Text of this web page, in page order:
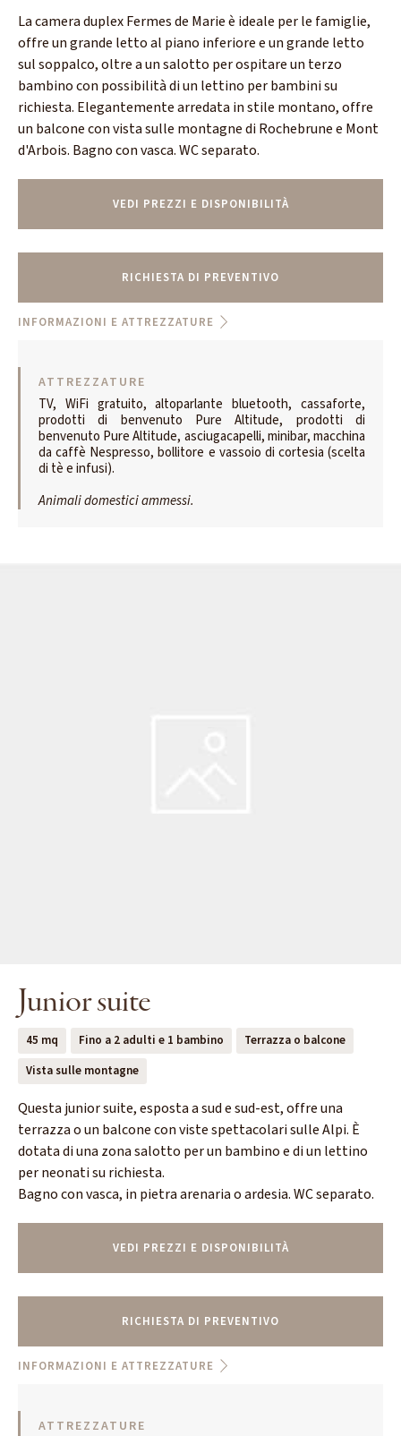
La camera duplex Fermes de Marie è ideale per le famiglie,
offre un grande letto al piano inferiore e un grande letto
sul soppalco, oltre a un salotto per ospitare un terzo
bambino con possibilità di un lettino per bambini su
richiesta. Elegantemente arredata in stile montano, offre
un balcone con vista sulle montagne di Rochebrune e Mont
d'Arbois. Bagno con vasca. WC separato.
VEDI PREZZI E DISPONIBILITÀ
RICHIESTA DI PREVENTIVO
INFORMAZIONI E ATTREZZATURE
ATTREZZATURE
TV, WiFi gratuito, altoparlante bluetooth, cassaforte,
prodotti di benvenuto Pure Altitude, prodotti di
benvenuto Pure Altitude, asciugacapelli, minibar, macchina
da caffè Nespresso, bollitore e vassoio di cortesia (scelta
di tè e infusi).
Animali domestici ammessi.
Junior suite
45 mq Fino a 2 adulti e 1 bambino
Terrazza o balcone
Vista sulle montagne
Questa junior suite, esposta a sud e sud-est, offre una
terrazza o un balcone con viste spettacolari sulle Alpi. È
dotata di una zona salotto per un bambino e di un lettino
per neonati su richiesta.
Bagno con vasca, in pietra arenaria o ardesia. WC separato.
VEDI PREZZI E DISPONIBILITÀ
RICHIESTA DI PREVENTIVO
INFORMAZIONI E ATTREZZATURE
ATTREZZATURE